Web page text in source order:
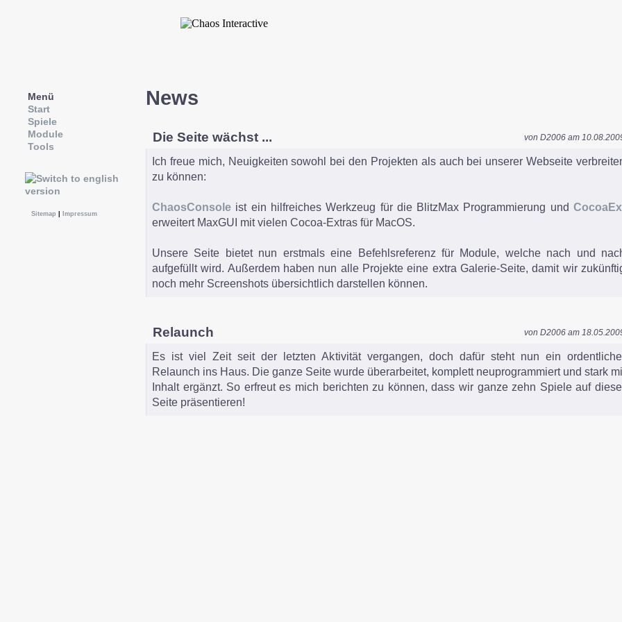
Menü
Start
Spiele
Module
Tools
Sitemap Impressum
News
von D2006 am
Die Seite wächst ...
Ich freue mich, Neuigkeiten sowohl bei den Projekten als auch bei unserer Webseite
zu können:
ChaosConsole ist ein hilfreiches Werkzeug für die BlitzMax Programmierung und
erweitert MaxGUI mit vielen Cocoa-Extras für MacOS.
Unsere Seite bietet nun erstmals eine Befehlsreferenz für Module, welche nach und
aufgefüllt wird. Außerdem haben nun alle Projekte eine extra Galerie-Seite, damit wir
noch mehr Screenshots übersichtlich darstellen können.
von D2006 am
Relaunch
Es ist viel Zeit seit der letzten Aktivität vergangen, doch dafür steht nun ein
Relaunch ins Haus. Die ganze Seite wurde überarbeitet, komplett neuprogrammiert und stark
Inhalt ergänzt. So erfreut es mich berichten zu können, dass wir ganze zehn Spiele auf
Seite präsentieren!